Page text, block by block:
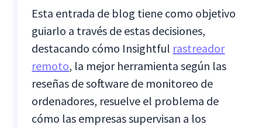
Esta entrada de blog tiene como objetivo
guiarlo a través de estas decisiones,
destacando cómo Insightful rastreador
remoto, la mejor herramienta según las
reseñas de software de monitoreo de
ordenadores, resuelve el problema de
cómo las empresas supervisan a los